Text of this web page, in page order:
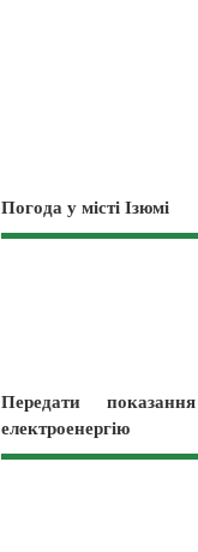
Погода у місті Ізюмі
Передати
електроенергію